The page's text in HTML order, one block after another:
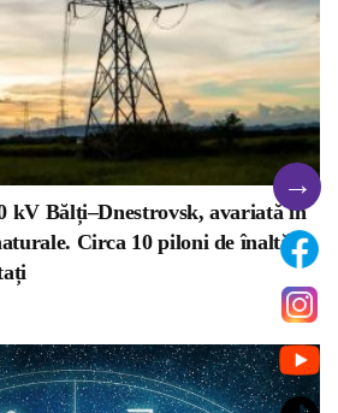
kV Bălți–Dnestrovsk, avariată în
Circa 10 piloni de înaltă
→